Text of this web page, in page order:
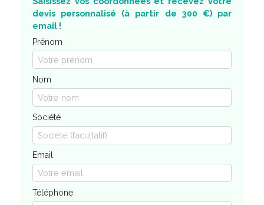
devis personnalisé (à partir de 300 €) par
email !
Prénom
Nom
Société
Email
Téléphone